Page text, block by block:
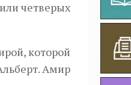
четверых
которой
Амир